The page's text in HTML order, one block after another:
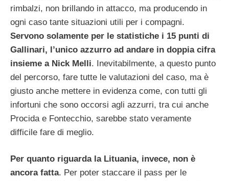
rimbalzi, non brillando in attacco, ma producendo in
ogni caso tante situazioni utili per i compagni.
Servono solamente per le statistiche i 15 punti di
Gallinari, l’unico azzurro ad andare in doppia cifra
insieme a Nick Melli. Inevitabilmente, a questo punto
del percorso, fare tutte le valutazioni del caso, ma è
giusto anche mettere in evidenza come, con tutti gli
infortuni che sono occorsi agli azzurri, tra cui anche
Procida e Fontecchio, sarebbe stato veramente
difficile fare di meglio.
Per quanto riguarda la Lituania, invece, non è
ancora fatta. Per poter staccare il pass per le